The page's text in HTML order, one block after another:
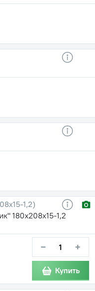
1,2)
180х208х15-1,2
− +
Купить